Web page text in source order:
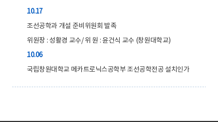
10.17
조선공학과 개설 준비위원회 발족
위원장 : 성활경 교수/ 위 원 : 윤건식 교수 (창원대학교)
10.06
국립창원대학교 메카트로닉스공학부 조선공학전공 설치인가